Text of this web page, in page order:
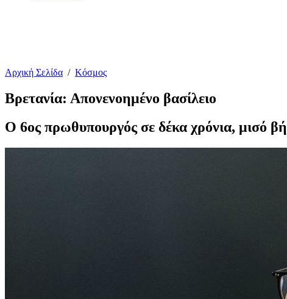
Αρχική Σελίδα / Κόσμος
Βρετανία: Απονενοημένο βασίλειο
Ο 6ος πρωθυπουργός σε δέκα χρόνια, μισό